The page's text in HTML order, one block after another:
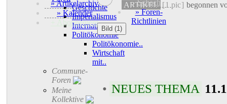
» Artikelarchiv
» Kalender
+ Abonnement
Schach
» Foren-
Richtlinien
Geschichte
Imperialismus
Internationales
Politökonomie
Politökonomie..
Wirtschaft
mit..
Commune-
Foren
Meine
Kollektive
ARTIKEL [1 pic] begonnen
Bild (1)
• NEUES THEMA